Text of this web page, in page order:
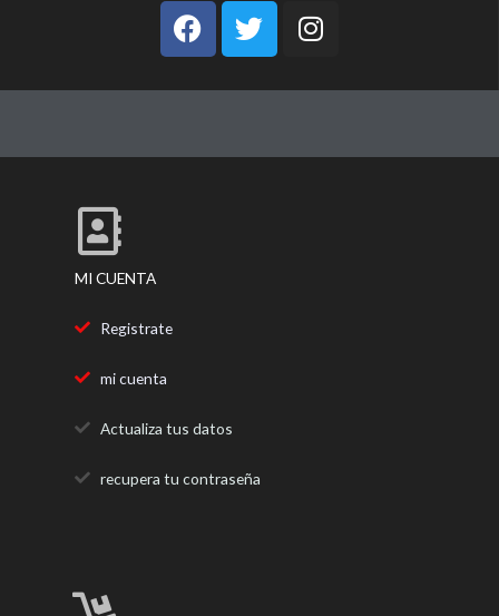
F
a
e
o
T
w
t
e
I
n
t
g
MI CUENTA
Registrate
mi cuenta
Actualiza tus datos
recupera tu contraseña